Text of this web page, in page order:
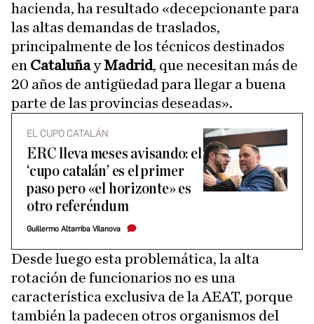
hacienda, ha resultado «decepcionante para
las altas demandas de traslados,
principalmente de los técnicos destinados
en CataluñayMadrid, que necesitan más de
20 años de antigüedad para llegar a buena
parte de las provincias deseadas».
EL CUPO CATALÁN
ERC lleva meses avisando: el
‘cupo catalán’ es el primer
paso pero «el horizonte» es
otro referéndum
Guillermo Altarriba Vilanova
Desde luego esta problemática, la alta
rotación de funcionarios no es una
característica exclusiva de la AEAT, porque
también la padecen otros organismos del